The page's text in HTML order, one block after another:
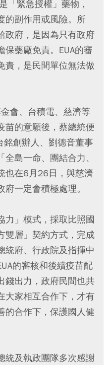
「緊急授權」藥物，
的副作用或風險。所
政府，是因為只有政府
藥廠免責。EUA的審
責，是民間單位無法做
會、台積電、慈濟等
苗的意願後，蔡總統便
創辦人、劉德音董事
島一命、團結合力、
也在6月26日，與慈濟
一定會積極處理。
力」模式，採取比照國
雙層」契約方式，完成
統府、行政院及指揮中
的審核和後續疫苗配
錢出力，政府民間也共
大家相互合作下，才有
的合作下，保護國人健
統及執政團隊多次感謝